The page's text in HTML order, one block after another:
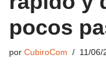
pocos
por CubiroCom 11/06/